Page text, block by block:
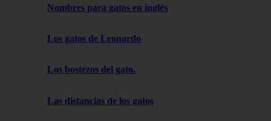
Nombres para gatos en inglés
Los gatos de Leonardo
Los bostezos del gato.
Las distancias de los gatos